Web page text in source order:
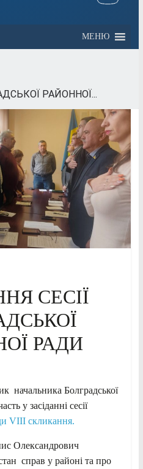
МЕНЮ
РАЙОННОЇ...
СЕСІЇ
РАДИ
начальника Болградської
у засіданні сесії
VIII скликання.
Олександрович
справ у районі та про